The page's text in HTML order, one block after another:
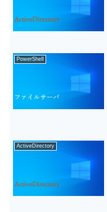
PowerShell
ActiveDirectory